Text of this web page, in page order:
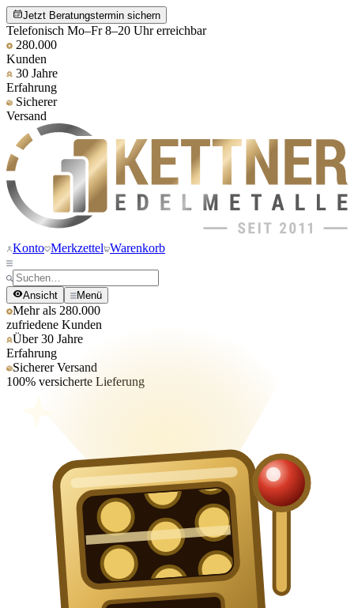
Jetzt Beratungstermin sichern
Telefonisch Mo–Fr 8–20 Uhr erreichbar
280.000
Kunden
30 Jahre
Erfahrung
Sicherer
Versand
Konto Merkzettel Warenkorb
Ansicht Menü
Mehr als 280.000
zufriedene Kunden
Über 30 Jahre
Erfahrung
Sicherer Versand
100% versicherte Lieferung